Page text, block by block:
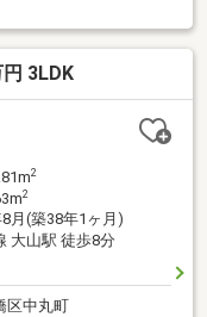
リック。直接のお問
ォンの方は右下青色
ご案内（※見学予約
宅ローン相談やライ
ンラインでの対応が
電話でのやり取りも
3LDK
2
2
月(築38年1ヶ月)
大山駅 徒歩8分
区中丸町